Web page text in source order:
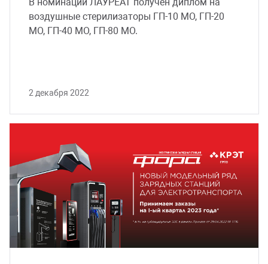
воздушные стерилизаторы ГП-10 МО, ГП-20
МО, ГП-40 МО, ГП-80 МО.
2 декабря 2022